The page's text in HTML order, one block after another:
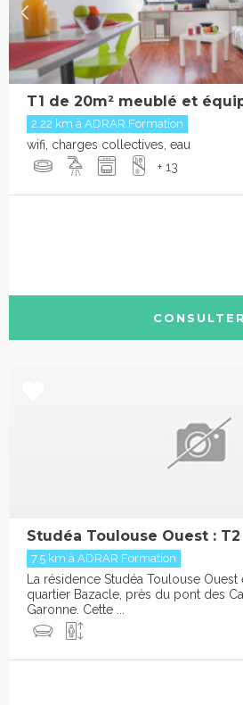
T1 de 20m² meublé et
2.22 km à ADRAR Formation
wifi, charges collectives, eau
+ 13
CONSULTER
Studéa Toulouse Ouest : T2
7.5 km à ADRAR Formation
La résidence Studéa Toulouse Ouest
quartier Bazacle, près du pont des
Garonne. Cette ...